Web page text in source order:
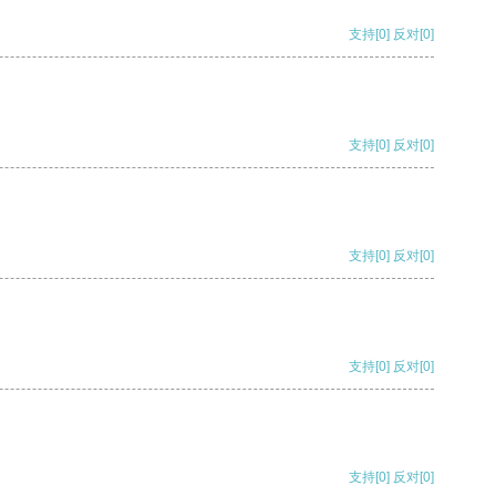
支持[0] 反对[0]
支持[0] 反对[0]
支持[0] 反对[0]
支持[0] 反对[0]
支持[0] 反对[0]